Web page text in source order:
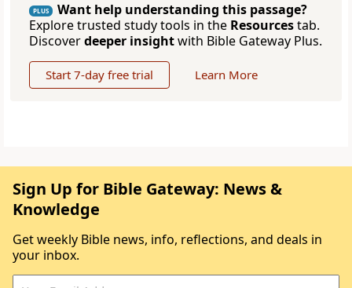
PLUS
Want help understanding this passage?
Explore trusted study tools in the Resourcestab.
Discoverdeeper insightwith Bible Gateway Plus.
Start 7-day free trial Learn More
Sign Up for Bible Gateway: News &
Knowledge
Get weekly Bible news, info, reflections, and deals in
your inbox.